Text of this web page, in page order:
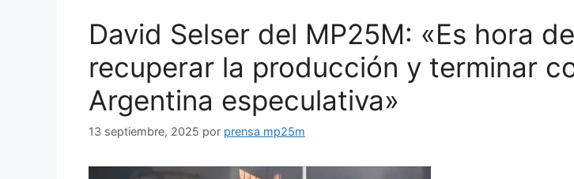
David Selser del MP25M: «Es hora de
recuperar la producción y terminar
Argentina especulativa»
13 septiembre, 2025 por prensa mp25m